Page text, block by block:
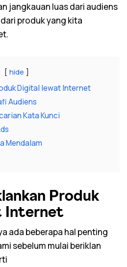
jangkauan luas dari audiens
produk yang kita
hide
Digital lewat Internet
Audiens
Kata Kunci
Mendalam
Produk
Internet
ada beberapa hal penting
sebelum mulai beriklan